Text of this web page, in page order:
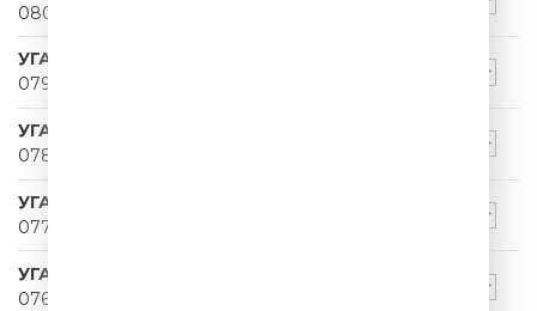
080
УГАРНЫЙ ПАПА
079
УГАРНЫЙ ПАПА
078
УГАРНЫЙ ПАПА
077
УГАРНЫЙ ПАПА
076